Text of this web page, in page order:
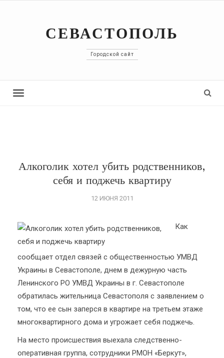
СЕВАСТОПОЛЬ
Городской сайт
Toggle
Алкоголик хотел убить родственников,
себя и поджечь квартиру
12 ИЮНЯ 2011
Как
сообщает отдел связей с общественностью УМВД
Украины в Севастополе, днем в дежурную часть
Ленинского РО УМВД Украины в г. Севастополе
обратилась жительница Севастополя с заявлением о
том, что ее сын заперся в квартире на третьем этаже
многоквартирного дома и угрожает себя поджечь.
На место происшествия выехала следственно-
оперативная группа, сотрудники РМОН «Беркут»,